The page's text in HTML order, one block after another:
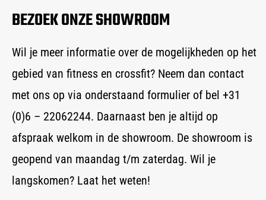
BEZOEK ONZE SHOWROOM
Wil je meer informatie over de mogelijkheden op het
gebied van fitness en crossfit? Neem dan contact
met ons op via onderstaand formulier of bel +31
(0)6 – 22062244. Daarnaast ben je altijd op
afspraak welkom in de showroom. De showroom is
geopend van maandag t/m zaterdag. Wil je
langskomen? Laat het weten!